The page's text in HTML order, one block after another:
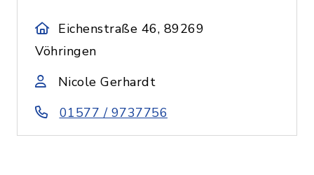
Eichenstraße 46, 89269
Vöhringen
Nicole Gerhardt
01577 / 9737756